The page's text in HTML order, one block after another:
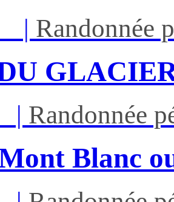
| Randonnée
| Randonnée
Blanc